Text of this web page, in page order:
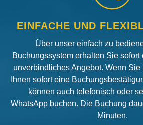
EINFACHE UND
Über unser einfach zu
Buchungssystem erhalten Sie sofort
unverbindliches Angebot. Wenn
Ihnen sofort eine
können auch telefonisch oder
WhatsApp buchen. Die Buchung
Minuten.